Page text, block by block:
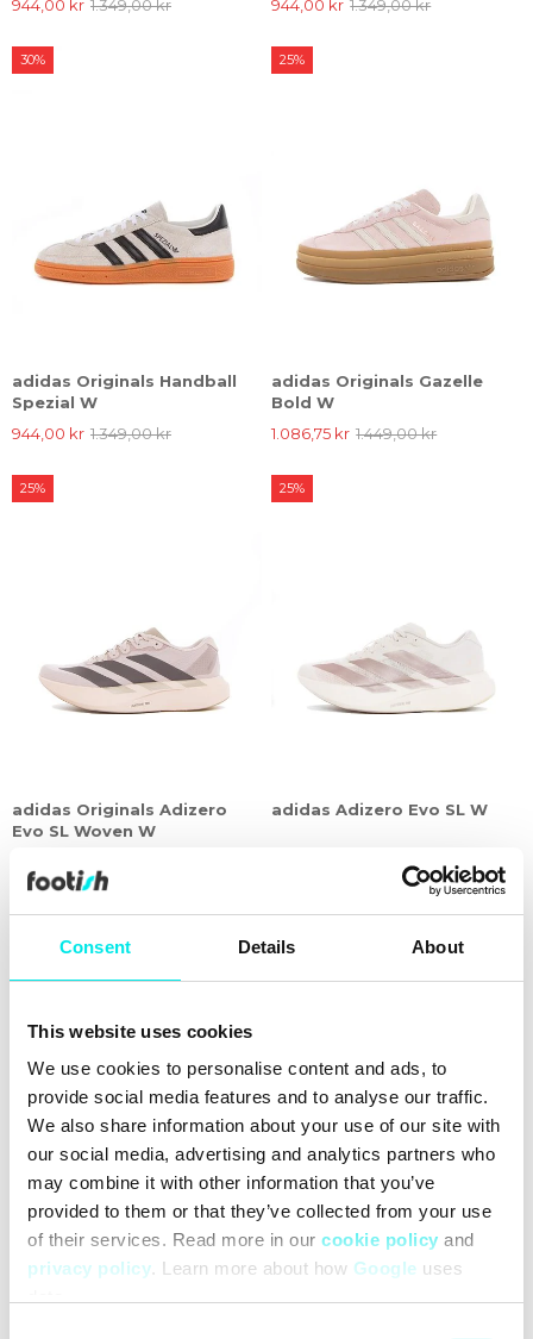
Consent Details About
This website uses cookies
We use cookies to personalise content and ads, to
provide social media features and to analyse our traffic.
We also share information about your use of our site with
our social media, advertising and analytics partners who
may combine it with other information that you’ve
provided to them or that they’ve collected from your use
of their services. Read more in our cookie policy and
privacy policy. Learn more about how Google uses
944,00 kr 1.349,00 kr
944,00 kr 1.349,00 kr
adidas Originals Handball
Spezial W
944,00 kr 1.349,00 kr
30%
adidas Originals Gazelle
Bold W
1.086,75 kr 1.449,00 kr
25%
adidas Originals Adizero
Evo SL Woven W
25%
adidas Adizero Evo SL W
1.749,00 kr
25%
adidas Originals Samba OG
25%
adidas Originals Samba OG
W
25%